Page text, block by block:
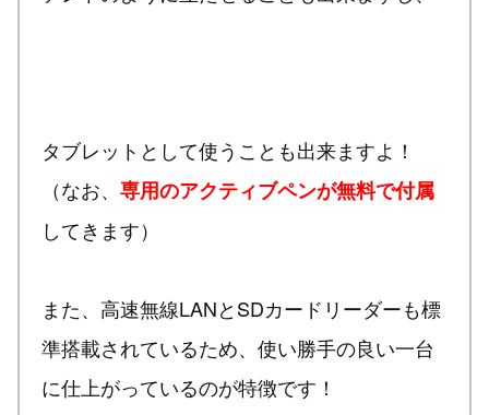
タブレットとして使うことも出来ますよ！
（なお、 専用のアクティブペンが無料で付属
してきます）
また、高速無線LANとSDカードリーダーも標
準搭載されているため、使い勝手の良い一台
に仕上がっているのが特徴です！